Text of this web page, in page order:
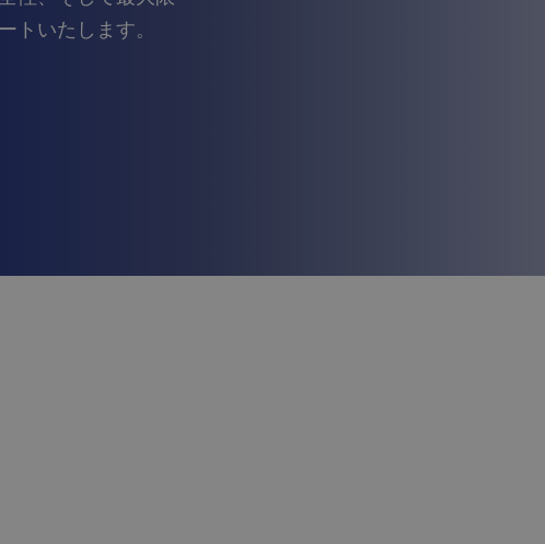
いたします。